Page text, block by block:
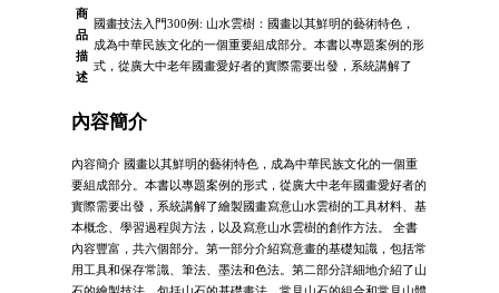
商
品
描
述
國畫技法入門300例: 山水雲樹：國畫以其鮮明的藝術特色，
成為中華民族文化的一個重要組成部分。本書以專題案例的形
式，從廣大中老年國畫愛好者的實際需要出發，系統講解了
內容簡介
內容簡介 國畫以其鮮明的藝術特色，成為中華民族文化的一個重
要組成部分。本書以專題案例的形式，從廣大中老年國畫愛好者的
實際需要出發，系統講解了繪製國畫寫意山水雲樹的工具材料、基
本概念、學習過程與方法，以及寫意山水雲樹的創作方法。 全書
內容豐富，共六個部分。第一部分介紹寫意畫的基礎知識，包括常
用工具和保存常識、筆法、墨法和色法。第二部分詳細地介紹了山